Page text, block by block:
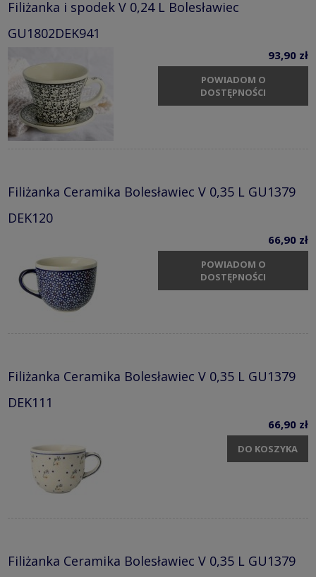
Filiżanka i spodek V 0,24 L Bolesławiec
GU1802DEK941
93,90 zł
POWIADOM O
DOSTĘPNOŚCI
Filiżanka Ceramika Bolesławiec V 0,35 L GU1379
DEK120
66,90 zł
POWIADOM O
DOSTĘPNOŚCI
Filiżanka Ceramika Bolesławiec V 0,35 L GU1379
DEK111
66,90 zł
DO KOSZYKA
Filiżanka Ceramika Bolesławiec V 0,35 L GU1379